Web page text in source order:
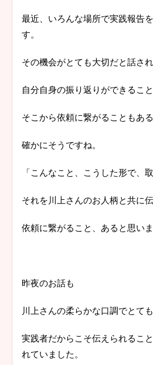
最近、いろんな場所で実践報告
す。
その機会がとても大切だと話され
自分自身の振り返りができるこ
そこから依頼に繋がることもある
確かにそうですね。
「こんなこと、こうした形で、
それを川上さんのお人柄と共に
依頼に繋がること、あると思い
昨夜のお話も
川上さんの柔らかな口調でとて
実践者だからこそ伝えられるこ
れていました。